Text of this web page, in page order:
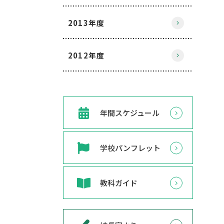
2013年度
2012年度
年間スケジュール
学校パンフレット
教科ガイド